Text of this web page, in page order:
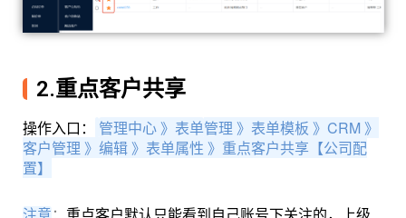
2.重点客户共享
操作入口： 管理中心 》表单管理 》 表单模板 》CRM 》
客户管理 》编辑 》表单属性 》重点客户共享【公司配
置】